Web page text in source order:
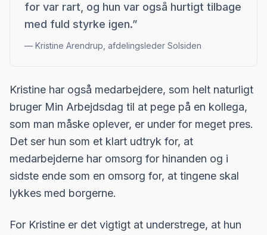
for var rart, og hun var også hurtigt tilbage
med fuld styrke igen.”
— Kristine Arendrup, afdelingsleder Solsiden
Kristine har også medarbejdere, som helt naturligt
bruger Min Arbejdsdag til at pege på en kollega,
som man måske oplever, er under for meget pres.
Det ser hun som et klart udtryk for, at
medarbejderne har omsorg for hinanden og i
sidste ende som en omsorg for, at tingene skal
lykkes med borgerne.
For Kristine er det vigtigt at understrege, at hun